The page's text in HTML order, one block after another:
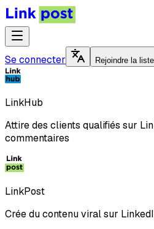
Se connecter Rejoindre la
LinkHub
Attire des clients qualifiés sur
commentaires
LinkPost
Crée du contenu viral sur